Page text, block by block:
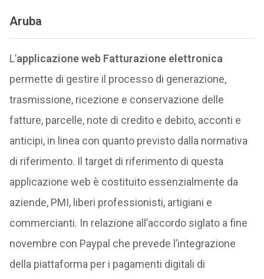
Aruba
L’applicazione web Fatturazione elettronica
permette di gestire il processo di generazione,
trasmissione, ricezione e conservazione delle
fatture, parcelle, note di credito e debito, acconti e
anticipi, in linea con quanto previsto dalla normativa
di riferimento. Il target di riferimento di questa
applicazione web è costituito essenzialmente da
aziende, PMI, liberi professionisti, artigiani e
commercianti. In relazione all’accordo siglato a fine
novembre con Paypal che prevede l’integrazione
della piattaforma per i pagamenti digitali di